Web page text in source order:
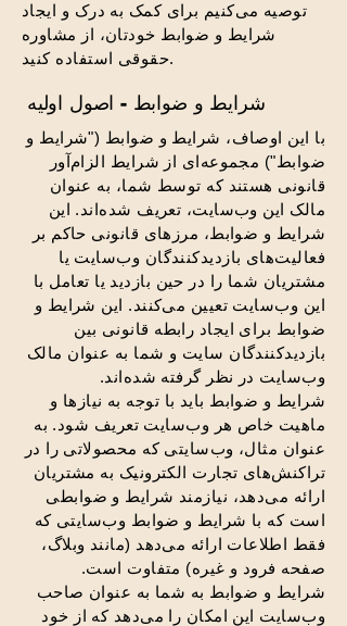
توصیه می‌کنیم برای کمک به درک و ایجاد
شرایط و ضوابط خودتان، از مشاوره
حقوقی استفاده کنید.
شرایط و ضوابط - اصول اولیه
با این اوصاف، شرایط و ضوابط ("شرایط و
ضوابط") مجموعه‌ای از شرایط الزام‌آور
قانونی هستند که توسط شما، به عنوان
مالک این وب‌سایت، تعریف شده‌اند. این
شرایط و ضوابط، مرزهای قانونی حاکم بر
فعالیت‌های بازدیدکنندگان وب‌سایت یا
مشتریان شما را در حین بازدید یا تعامل با
این وب‌سایت تعیین می‌کنند. این شرایط و
ضوابط برای ایجاد رابطه قانونی بین
بازدیدکنندگان سایت و شما به عنوان مالک
وب‌سایت در نظر گرفته شده‌اند.
شرایط و ضوابط باید با توجه به نیازها و
ماهیت خاص هر وب‌سایت تعریف شود. به
عنوان مثال، وب‌سایتی که محصولاتی را در
تراکنش‌های تجارت الکترونیک به مشتریان
ارائه می‌دهد، نیازمند شرایط و ضوابطی
است که با شرایط و ضوابط وب‌سایتی که
فقط اطلاعات ارائه می‌دهد (مانند وبلاگ،
صفحه فرود و غیره) متفاوت است.
شرایط و ضوابط به شما به عنوان صاحب
وب‌سایت این امکان را می‌دهد که از خود